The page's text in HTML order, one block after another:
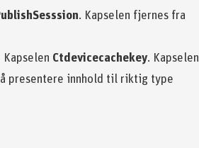
. Kapselen fjernes fra
Ctdevicecachekey. Kapselen
presentere innhold til riktig type